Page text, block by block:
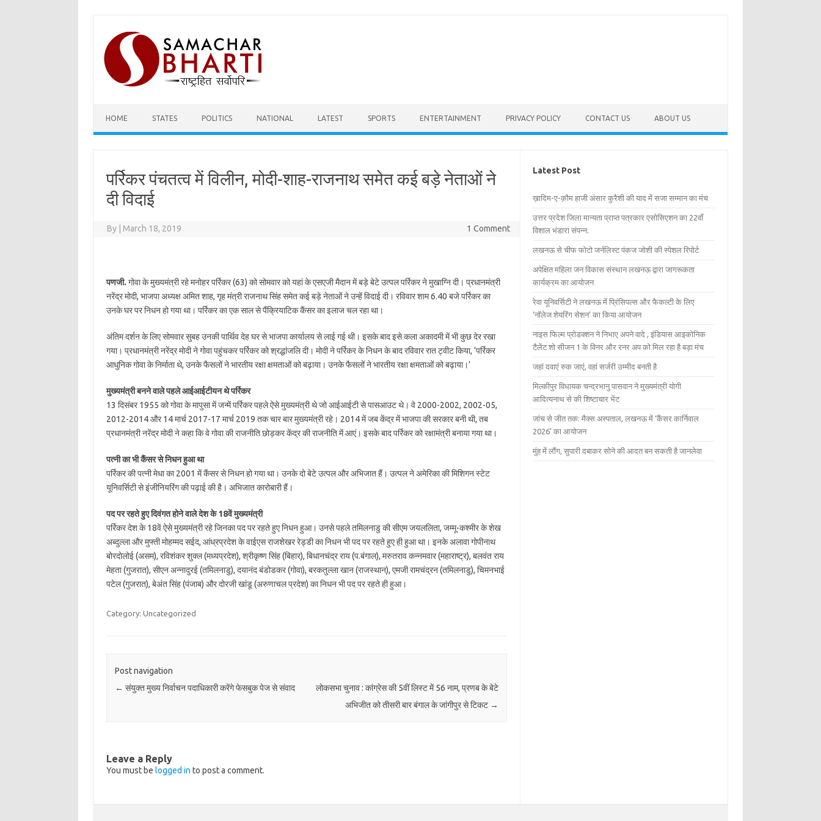
content
HOME STATES POLITICS NATIONAL LATEST SPORTS ENTERTAINMENT PRIVACY POLICY CONTACT US ABOUT US
पर्रिकर पंचतत्व में विलीन, मोदी-शाह-राजनाथ समेत कई बड़े नेताओं ने
दी विदाई
By March 18, 2019 1 Comment
पणजी. गोवा के मुख्यमंत्री रहे मनोहर पर्रिकर (63) को सोमवार को यहां के एसएजी मैदान में बड़े बेटे उत्पल पर्रिकर ने मुखाग्नि दी। प्रधानमंत्री
नरेंद्र मोदी, भाजपा अध्यक्ष अमित शाह, गृह मंत्री राजनाथ सिंह समेत कई बड़े नेताओं ने उन्हें विदाई दी। रविवार शाम 6.40 बजे पर्रिकर का
उनके घर पर निधन हो गया था। पर्रिकर का एक साल से पैंक्रियाटिक कैंसर का इलाज चल रहा था।
अंतिम दर्शन के लिए सोमवार सुबह उनकी पार्थिव देह घर से भाजपा कार्यालय से लाई गई थी। इसके बाद इसे कला अकादमी में भी कुछ देर रखा
गया। प्रधानमंत्री नरेंद्र मोदी ने गोवा पहुंचकर पर्रिकर को श्रद्धांजलि दी। मोदी ने पर्रिकर के निधन के बाद रविवार रात ट्वीट किया, ‘पर्रिकर
आधुनिक गोवा के निर्माता थे, उनके फैसलों ने भारतीय रक्षा क्षमताओं को बढ़ाया। उनके फैसलों ने भारतीय रक्षा क्षमताओं को बढ़ाया।’
मुख्यमंत्री बनने वाले पहले आईआईटीयन थे पर्रिकर
13 दिसंबर 1955 को गोवा के मापुसा में जन्में पर्रिकर पहले ऐसे मुख्यमंत्री थे जो आईआईटी से पासआउट थे। वे 2000-2002, 2002-05,
2012-2014 और 14 मार्च 2017-17 मार्च 2019 तक चार बार मुख्यमंत्री रहे। 2014 में जब केंद्र में भाजपा की सरकार बनी थी, तब
प्रधानमंत्री नरेंद्र मोदी ने कहा कि वे गोवा की राजनीति छोड़कर केंद्र की राजनीति में आएं। इसके बाद पर्रिकर को रक्षामंत्री बनाया गया था।
पत्नी का भी कैंसर से निधन हुआ था
पर्रिकर की पत्नी मेधा का 2001 में कैंसर से निधन हो गया था। उनके दो बेटे उत्पल और अभिजात हैं। उत्पल ने अमेरिका की मिशिगन स्टेट
यूनिवर्सिटी से इंजीनियरिंग की पढ़ाई की है। अभिजात कारोबारी हैं।
पद पर रहते हुए दिवंगत होने वाले देश के 18वें मुख्यमंत्री
पर्रिकर देश के 18वें ऐसे मुख्यमंत्री रहे जिनका पद पर रहते हुए निधन हुआ। उनसे पहले तमिलनाडु की सीएम जयललिता, जम्मू-कश्मीर के शेख
अब्दुल्ला और मुफ्ती मोहम्मद सईद, आंध्रप्रदेश के वाईएस राजशेखर रेड्डी का निधन भी पद पर रहते हुए ही हुआ था। इनके अलावा गोपीनाथ
बोरदोलोई (असम), रविशंकर शुक्ल (मध्यप्रदेश), श्रीकृष्ण सिंह (बिहार), बिधानचंद्र राय (प.बंगाल), मरुतराव कन्नमवार (महाराष्ट्र), बलवंत राय
मेहता (गुजरात), सीएन अन्नादुरई (तमिलनाडु), दयानंद बंडोडकर (गोवा), बरकतुल्ला खान (राजस्थान), एमजी रामचंद्रन (तमिलनाडु), चिमनभाई
पटेल (गुजरात), बेअंत सिंह (पंजाब) और दोरजी खांडू (अरुणाचल प्रदेश) का निधन भी पद पर रहते ही हुआ।
Category: Uncategorized
Post navigation
← संयुक्त मुख्य निर्वाचन पदाधिकारी करेंगे फेसबुक पेज से संवाद
लोकसभा चुनाव : कांग्रेस की 5वीं लिस्ट में 56 नाम, प्रणब के बेटे
अभिजीत को तीसरी बार बंगाल के जांगीपुर से टिकट →
Leave a Reply
You must be logged in to post a comment.
Latest Post
ख़ादिम-ए-क़ौम हाजी अंसार कुरैशी की याद में सजा सम्मान का मंच
उत्तर प्रदेश जिला मान्यता प्राप्त पत्रकार एसोसिएशन का 22वाँ
विशाल भंडारा संपन्न.
लखनऊ से चीफ फोटो जर्नलिस्ट पंकज जोशी की स्पेशल रिपोर्ट
अपेक्षित महिला जन विकास संस्थान लखनऊ द्वारा जागरूकता
कार्यक्रम का आयोजन
रेवा यूनिवर्सिटी ने लखनऊ में प्रिंसिपल्स और फैकल्टी के लिए
‘नॉलेज शेयरिंग सेशन’ का किया आयोजन
नाइस फिल्म प्रोडक्शन ने निभाए अपने वादे , इंडियास आइकोनिक
टैलेंट शो सीजन 1 के विनर और रनर अप को मिल रहा है बड़ा मंच
जहां दवाएं रुक जाएं, वहां सर्जरी उम्मीद बनती है
मिल्कीपुर विधायक चन्द्रभानु पासवान ने मुख्यमंत्री योगी
आदित्यनाथ से की शिष्टाचार भेंट
जांच से जीत तक: मैक्स अस्पताल, लखनऊ में ‘कैंसर कार्निवाल
2026’ का आयोजन
मुंह में लौंग, सुपारी दबाकर सोने की आदत बन सकती है जानलेवा